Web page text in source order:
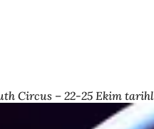
– 22-25 Ekim